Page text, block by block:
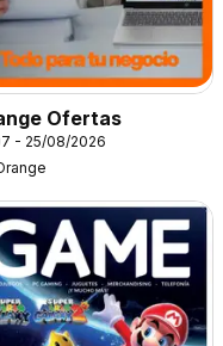
Ofertas
- 25/08/2026